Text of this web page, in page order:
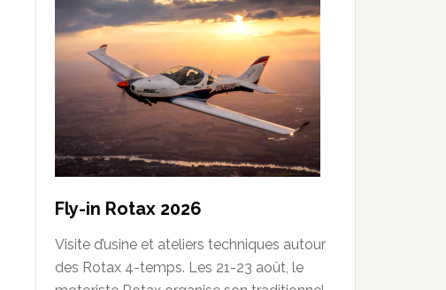
Fly-in Rotax 2026
Visite d’usine et ateliers techniques autour
des Rotax 4-temps. Les 21-23 août, le